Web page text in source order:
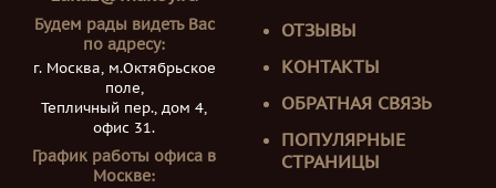
Будем рады видеть Вас
по адресу:
г. Москва, м.Октябрьское
поле,
Тепличный пер., дом 4,
офис 31.
График работы офиса в
Москве:
ОТЗЫВЫ
КОНТАКТЫ
ОБРАТНАЯ СВЯЗЬ
ПОПУЛЯРНЫЕ
СТРАНИЦЫ